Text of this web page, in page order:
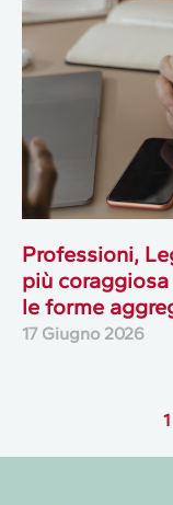
Professioni,
più
le forme
17 Giugno 2026
1